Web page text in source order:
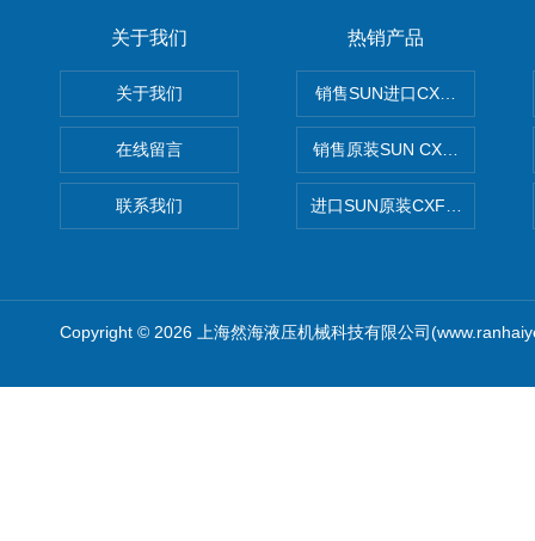
关于我们
关于我们
在线留言
联系我们
热销产品
销售SUN进口CXGDXCN插
销售原装SUN CXJAXCN全
进口SUN原装CXFAXCN导压
Copyright © 2026 上海然海液压机械科技有限公司